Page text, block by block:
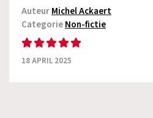
AuteurMichel Ackaert
CategorieNon-fictie
18 APRIL 2025